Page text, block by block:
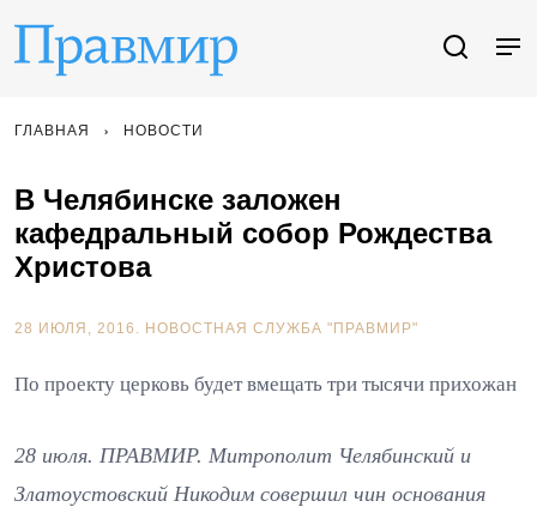
ГЛАВНАЯ НОВОСТИ
В Челябинске заложен
кафедральный собор Рождества
Христова
28 ИЮЛЯ, 2016. НОВОСТНАЯ СЛУЖБА "ПРАВМИР"
По проекту церковь будет вмещать три тысячи прихожан
28 июля. ПРАВМИР. Митрополит Челябинский и
Златоустовский Никодим совершил чин основания